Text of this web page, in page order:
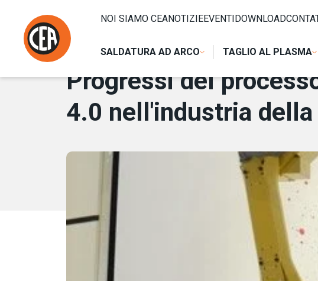
SALDATURA AD ARCO TAGLIO AL PLASMA
NOI SIAMO CEANOTIZIEEVENTIDOWNLOAD
PROGRESSI DEL PROCESSO DI SALDATURA:
29 GENNAIO 2019
Progressi del
4.0 nell'industria